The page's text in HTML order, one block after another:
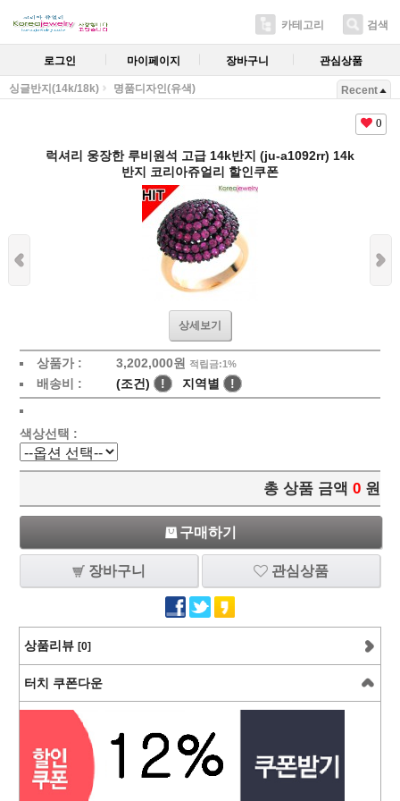
카테고리 검색
로그인 마이페이지 장바구니 관심상품
싱글반지(14k/18k) 명품디자인(유색) Recent
0
럭셔리 웅장한 루비원석 고급 14k반지 (ju-a1092rr) 14k
반지 코리아쥬얼리 할인쿠폰
상세보기
상품가 : 3,202,000원 적립금:1%
배송비 : (조건) ! 지역별 !
색상선택 :
총 상품 금액 0 원
구매하기
장바구니 관심상품
상품리뷰 [0]
터치 쿠폰다운